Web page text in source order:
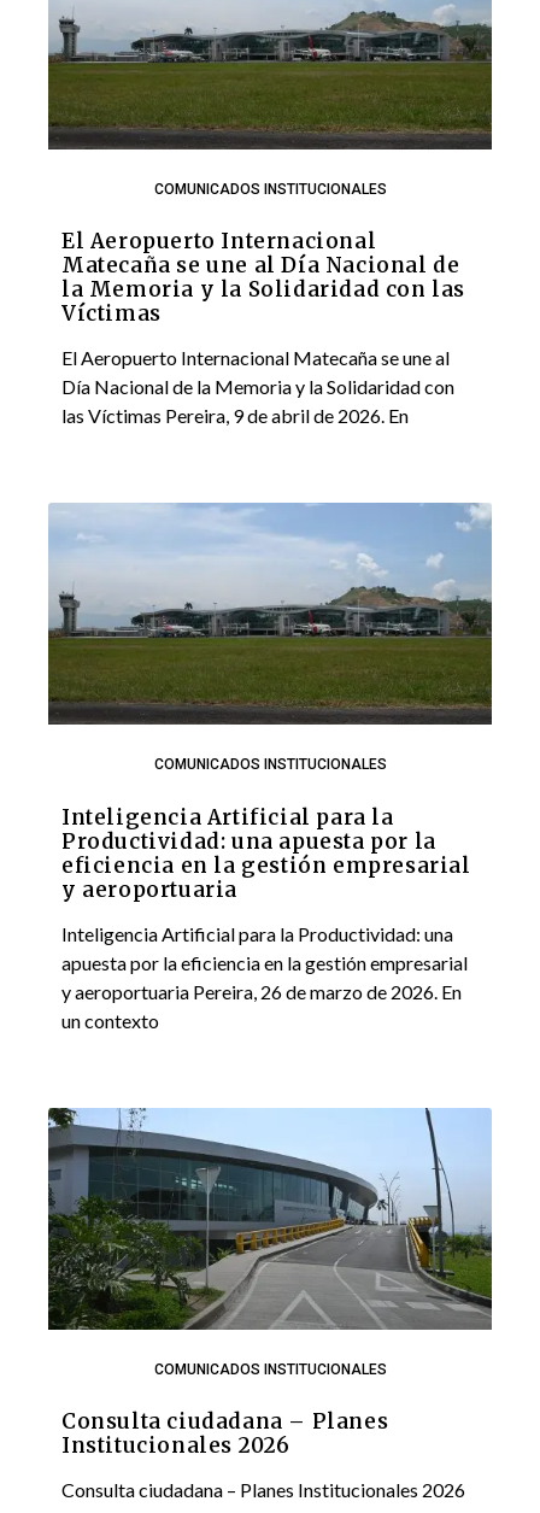
COMUNICADOS INSTITUCIONALES
El Aeropuerto Internacional
Matecaña se une al Día Nacional de
la Memoria y la Solidaridad con las
Víctimas
El Aeropuerto Internacional Matecaña se une al
Día Nacional de la Memoria y la Solidaridad con
las Víctimas Pereira, 9 de abril de 2026. En
COMUNICADOS INSTITUCIONALES
Inteligencia Artificial para la
Productividad: una apuesta por la
eficiencia en la gestión empresarial
y aeroportuaria
Inteligencia Artificial para la Productividad: una
apuesta por la eficiencia en la gestión empresarial
y aeroportuaria Pereira, 26 de marzo de 2026. En
un contexto
COMUNICADOS INSTITUCIONALES
Consulta ciudadana – Planes
Institucionales 2026
Consulta ciudadana – Planes Institucionales 2026